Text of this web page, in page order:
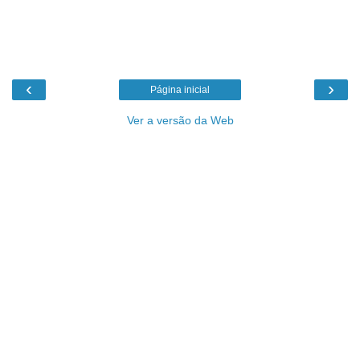
‹ ›
Página inicial
Ver a versão da Web